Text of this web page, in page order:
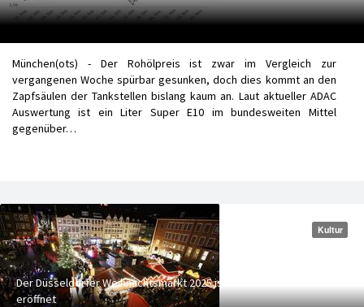
München(ots) - Der Rohölpreis ist zwar im Vergleich zur
vergangenen Woche spürbar gesunken, doch dies kommt an den
Zapfsäulen der Tankstellen bislang kaum an. Laut aktueller ADAC
Auswertung ist ein Liter Super E10 im bundesweiten Mittel
gegenüber…
Kultur
Der Düsseldorfer Weihnachtsmarkt 2025 ist
eröffnet